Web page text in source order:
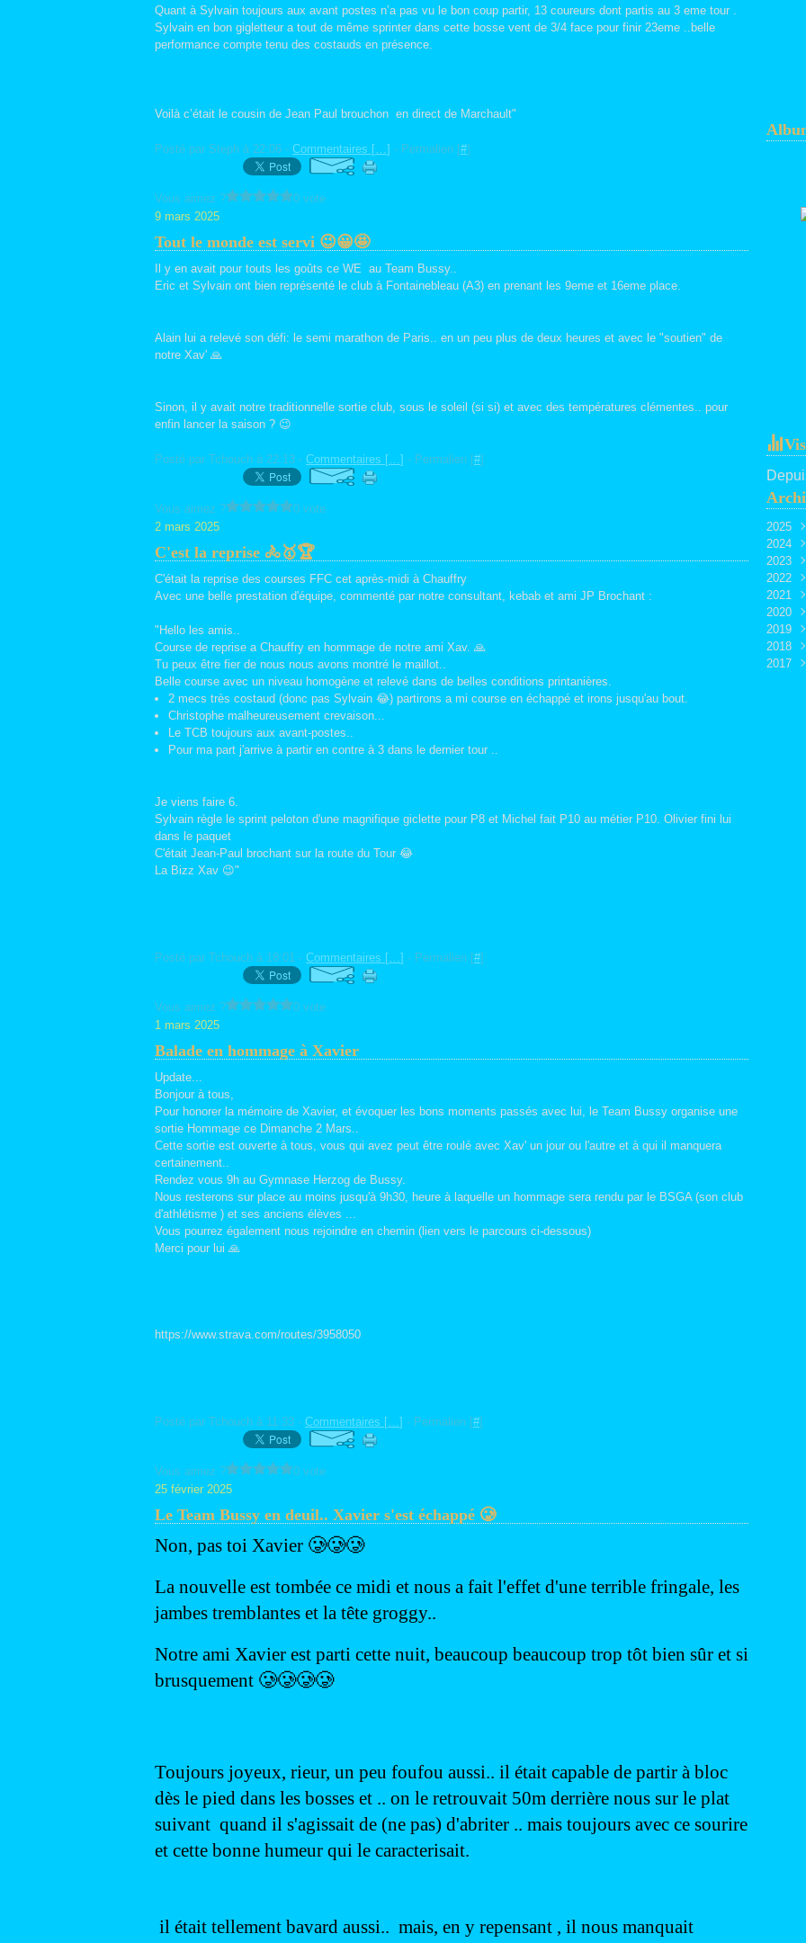
Quant à Sylvain toujours aux avant postes n’a pas vu le bon coup partir, 13 coureurs dont partis au 3 eme tour .
Sylvain en bon gigletteur a tout de même sprinter dans cette bosse vent de 3/4 face pour finir 23eme ..belle
performance compte tenu des costauds en présence.
Voilà c’était le cousin de Jean Paul brouchon en direct de Marchault"
Posté par Steph à 22:06 - Commentaires […] - Permalien [#]
Vous aimez ?
0 vote
9 mars 2025
Tout le monde est servi 😉😀🤩
Il y en avait pour touts les goûts ce WE au Team Bussy..
Eric et Sylvain ont bien représenté le club à Fontainebleau (A3) en prenant les 9eme et 16eme place.
Alain lui a relevé son défi: le semi marathon de Paris.. en un peu plus de deux heures et avec le "soutien" de
notre Xav' 🙏
Sinon, il y avait notre traditionnelle sortie club, sous le soleil (si si) et avec des températures clémentes.. pour
enfin lancer la saison ? 😉
Posté par Tchouch à 22:13 - Commentaires […] - Permalien [#]
Vous aimez ?
0 vote
2 mars 2025
C'est la reprise 🚴🥇🏆
C'était la reprise des courses FFC cet après-midi à Chauffry
Avec une belle prestation d'équipe, commenté par notre consultant, kebab et ami JP Brochant :
"Hello les amis..
Course de reprise a Chauffry en hommage de notre ami Xav. 🙏
Tu peux être fier de nous nous avons montré le maillot..
Belle course avec un niveau homogène et relevé dans de belles conditions printanières.
2 mecs très costaud (donc pas Sylvain 😂) partirons a mi course en échappé et irons jusqu'au bout.
Christophe malheureusement crevaison...
Le TCB toujours aux avant-postes..
Pour ma part j'arrive à partir en contre à 3 dans le dernier tour ..
Je viens faire 6.
Sylvain règle le sprint peloton d'une magnifique giclette pour P8 et Michel fait P10 au métier P10. Olivier fini lui
dans le paquet
C'était Jean-Paul brochant sur la route du Tour 😂
La Bizz Xav 😉"
Posté par Tchouch à 18:01 - Commentaires […] - Permalien [#]
Vous aimez ?
0 vote
1 mars 2025
Balade en hommage à Xavier
Update...
Bonjour à tous,
Pour honorer la mémoire de Xavier, et évoquer les bons moments passés avec lui, le Team Bussy organise une
sortie Hommage ce Dimanche 2 Mars..
Cette sortie est ouverte à tous, vous qui avez peut être roulé avec Xav' un jour ou l'autre et à qui il manquera
certainement..
Rendez vous 9h au Gymnase Herzog de Bussy.
Nous resterons sur place au moins jusqu'à 9h30, heure à laquelle un hommage sera rendu par le BSGA (son club
d'athlétisme ) et ses anciens élèves ...
Vous pourrez également nous rejoindre en chemin (lien vers le parcours ci-dessous)
Merci pour lui 🙏
https://www.strava.com/routes/3958050
Posté par Tchouch à 11:33 - Commentaires […] - Permalien [#]
Vous aimez ?
0 vote
25 février 2025
Le Team Bussy en deuil.. Xavier s'est échappé 🥲
Non, pas toi Xavier 🥲🥲🥲
La nouvelle est tombée ce midi et nous a fait l'effet d'une terrible fringale, les
jambes tremblantes et la tête groggy..
Notre ami Xavier est parti cette nuit, beaucoup beaucoup trop tôt bien sûr et si
brusquement 🥲🥲🥲🥲
Toujours joyeux, rieur, un peu foufou aussi.. il était capable de partir à bloc
dès le pied dans les bosses et .. on le retrouvait 50m derrière nous sur le plat
suivant  quand il s'agissait de (ne pas) d'abriter .. mais toujours avec ce sourire
et cette bonne humeur qui le caracterisait.
il était tellement bavard aussi..  mais, en y repensant , il nous manquait
2025
Juin
Avril
Mars
2024
Juin
2023
2022
Août
Juin
Mai
2021
Août
2020
Août
2019
Juin
2018
2017